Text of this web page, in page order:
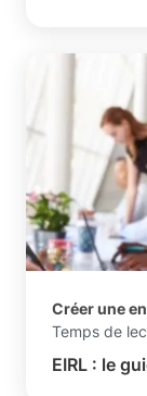
Créer une
Temps de
EIRL : le